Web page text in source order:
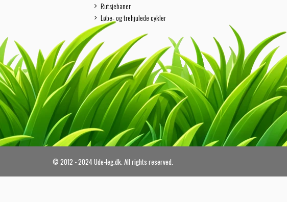
Rutsjebaner
Løbe- og trehjulede cykler
© 2012 - 2024 Ude-leg.dk. All rights reserved.